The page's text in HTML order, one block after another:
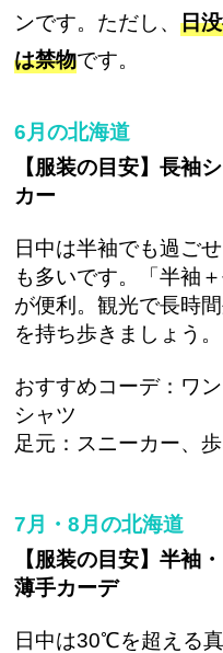
ンです。ただし、日
は禁物です。
6月の北海道
【服装の目安】長袖
カー
日中は半袖でも過ご
も多いです。「半袖
が便利。観光で長時
を持ち歩きましょう。
おすすめコーデ：ワ
シャツ
足元：スニーカー、
7月・8月の北海道
【服装の目安】半袖
薄手カーデ
日中は30℃を超える